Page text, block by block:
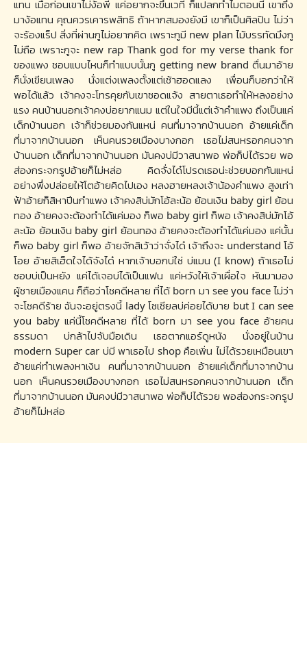
แทน เมื่อก่อนเขาไม่ง้อพี่ แค่อยากจะขึ้นเวที ก็แปลกทำไมตอนนี้ เขาถึง
มาง้อแทน คุณควรเคารพสิทธิ ถ้าหากสมองยังมี เขาก็เป็นศิลปิน ไม่ว่า
จะร้องแร็ป สิ่งที่ผ่านกูไม่อยากคิด เพราะกูมี new plan ไม้บรรทัดมึงกู
ไม่ถือ เพราะกูจะ new rap Thank god for my verse thank for
ของแพง ชอบแบบไหนก็ทำแบบนั้นกู getting new brand ตื่นมาอ้าย
ก็นั่งเขียนเพลง นั่งแต่งเพลงตั้งแต่เช้าฮอดแลง เพื่อนก็บอกว่าให้
พอได้แล้ว เจ้าคงจะโทรคุยกับเขาซอดแจ้ง สายตาเธอทำให้หลงอย่าง
แรง คนบ้านนอกเจ้าคงบ่อยากแนม แต่ในใจมีนี้แต่เจ้าคำแพง ถึงเป็นแค่
เด็กบ้านนอก เจ้าก็ช่วยมองกันแหน่ คนที่มาจากบ้านนอก อ้ายแค่เด็ก
ที่มาจากบ้านนอก เห็นคนรวยเมืองบางกอก เธอไม่สนหรอกคนจาก
บ้านนอก เด็กที่มาจากบ้านนอก มันคงบ่มีวาสนาพอ พ่อก็บ่ได้รวย พอ
ส่องกระจกรูปอ้ายก็ไม่หล่อ คิดจั่งได๋โปรดเธอน่ะช่วยบอกกันแหน่
อย่างพึ่งปล่อยให้โตอ้ายคิดไปเอง หลงฮายหลงเจ้าน้องคำแพง สูงเท่า
ฟ้าอ้ายก็สิหาปีนกำแพง เจ้าคงสิบ่มักโอ้ละน้อ ย้อนเงิน baby girl ย้อน
ทอง อ้ายคงจะต้องทำได้แค่มอง ก็พอ baby girl ก็พอ เจ้าคงสิบ่มักโอ้
ละน้อ ย้อนเงิน baby girl ย้อนทอง อ้ายคงจะต้องทำได้แค่มอง แค่นั้น
ก็พอ baby girl ก็พอ อ้ายจักสิเว้าว่าจั่งได๋ เจ้าถึงจะ understand โอ้
โอย อ้ายสิเฮ็ดใจได้จังได๋ หากเจ้าบอกบ่ใช่ บ่แมน (I know) ถ้าเธอไม่
ชอบบ่เป็นหยัง แค่ได้เจอบ่ได้เป็นแฟน แค่หวังให้เจ้าเผื่อใจ หันมามอง
ผู้ชายเมืองแคน ก็ถือว่าโชคดีหลาย ที่ได้ born มา see you face ไม่ว่า
จะโชคดีร้าย ฉันจะอยู่ตรงนี้ lady โซเชียลบ่ค่อยได้บาย but I can see
you baby แค่นี้โชคดีหลาย ที่ได้ born มา see you face อ้ายคน
ธรรมดา บ่กล้าไปจับมือเดิน เธอตากแอร์ดูหนัง นั่งอยู่ในบ้าน
modern Super car บ่มี พาเธอไป shop คือเพิ่น ไม่ได้รวยเหมือนเขา
อ้ายแค่ทำเพลงหาเงิน คนที่มาจากบ้านนอก อ้ายแค่เด็กที่มาจากบ้าน
นอก เห็นคนรวยเมืองบางกอก เธอไม่สนหรอกคนจากบ้านนอก เด็ก
ที่มาจากบ้านนอก มันคงบ่มีวาสนาพอ พ่อก็บ่ได้รวย พอส่องกระจกรูป
อ้ายก็ไม่หล่อ